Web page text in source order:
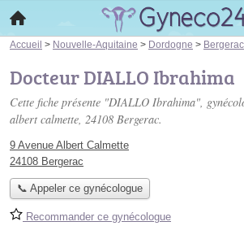
Accueil > Nouvelle-Aquitaine > Dordogne > Bergerac
Docteur DIALLO Ibrahima
Cette fiche présente "DIALLO Ibrahima",
albert calmette, 24108 Bergerac.
9 Avenue Albert Calmette
24108 Bergerac
📞 Appeler ce gynécologue
Recommander ce gynécologue